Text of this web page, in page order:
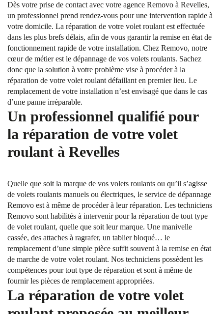
Dès votre prise de contact avec votre agence Removo à Revelles,
un professionnel prend rendez-vous pour une intervention rapide à
votre domicile. La réparation de votre volet roulant est effectuée
dans les plus brefs délais, afin de vous garantir la remise en état de
fonctionnement rapide de votre installation. Chez Removo, notre
cœur de métier est le dépannage de vos volets roulants. Sachez
donc que la solution à votre problème vise à procéder à la
réparation de votre volet roulant défaillant en premier lieu. Le
remplacement de votre installation n’est envisagé que dans le cas
d’une panne irréparable.
Un professionnel qualifié pour
la réparation de votre volet
roulant à Revelles
Quelle que soit la marque de vos volets roulants ou qu’il s’agisse
de volets roulants manuels ou électriques, le service de dépannage
Removo est à même de procéder à leur réparation. Les techniciens
Removo sont habilités à intervenir pour la réparation de tout type
de volet roulant, quelle que soit leur marque. Une manivelle
cassée, des attaches à ragrafer, un tablier bloqué… le
remplacement d’une simple pièce suffit souvent à la remise en état
de marche de votre volet roulant. Nos techniciens possèdent les
compétences pour tout type de réparation et sont à même de
fournir les pièces de remplacement appropriées.
La réparation de votre volet